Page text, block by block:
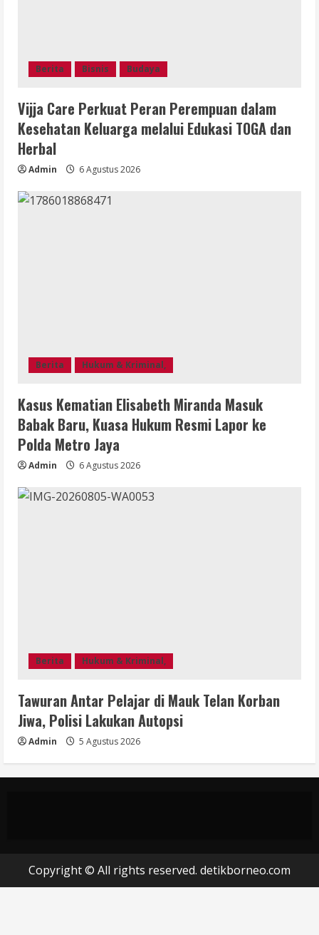
Berita Bisnis Budaya
Vijja Care Perkuat Peran Perempuan dalam
Kesehatan Keluarga melalui Edukasi TOGA dan
Herbal
Admin 6 Agustus 2026
Berita Hukum & Kriminal,
Kasus Kematian Elisabeth Miranda Masuk
Babak Baru, Kuasa Hukum Resmi Lapor ke
Polda Metro Jaya
Admin 6 Agustus 2026
Berita Hukum & Kriminal,
Tawuran Antar Pelajar di Mauk Telan Korban
Jiwa, Polisi Lakukan Autopsi
Admin 5 Agustus 2026
Copyright © All rights reserved. detikborneo.com